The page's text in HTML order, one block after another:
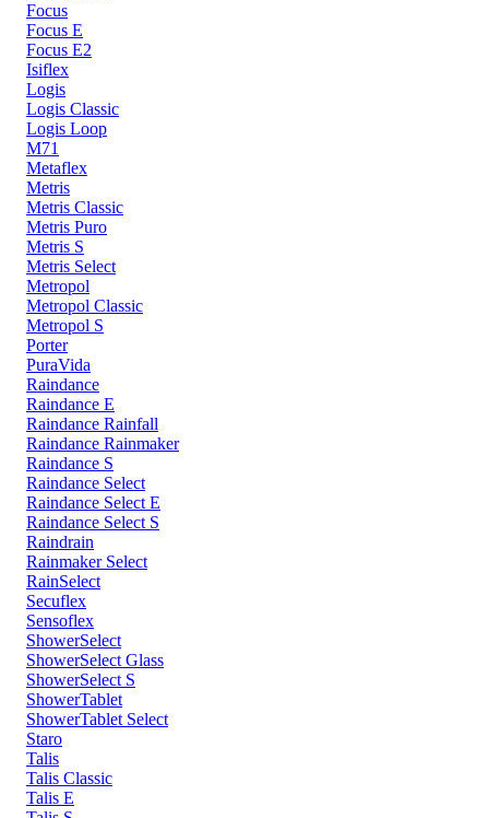
Focus
Focus E
Focus E2
Isiflex
Logis
Logis Classic
Logis Loop
M71
Metaflex
Metris
Metris Classic
Metris Puro
Metris S
Metris Select
Metropol
Metropol Classic
Metropol S
Porter
PuraVida
Raindance
Raindance E
Raindance Rainfall
Raindance Rainmaker
Raindance S
Raindance Select
Raindance Select E
Raindance Select S
Raindrain
Rainmaker Select
RainSelect
Secuflex
Sensoflex
ShowerSelect
ShowerSelect Glass
ShowerSelect S
ShowerTablet
ShowerTablet Select
Staro
Talis
Talis Classic
Talis E